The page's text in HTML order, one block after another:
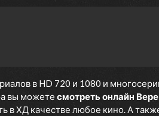
в HD 720 и 1080 и
вы можете смотреть онлайн
в ХД качестве любое кино. А